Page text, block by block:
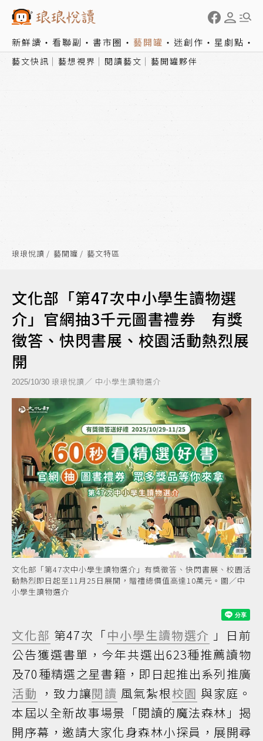
新鮮讀 看聯副 書市圈 藝開罐 迷創作 星劇點
藝文快訊 藝想視界 閱讀藝文 藝開罐夥伴
琅琅悅讀 藝開罐 藝文特區
文化部「第47次中小學生讀物選
介」官網抽3千元圖書禮券 有獎
徵答、快閃書展、校園活動熱烈展
開
2025/10/30 琅琅悅讀／ 中小學生讀物選介
文化部「第47次中小學生讀物選介」有獎徵答、快閃書展、校園活
動熱烈即日起至11月25日展開，贈禮總價值高達10萬元。圖／中
小學生讀物選介
文化部 第47次「中小學生讀物選介 」日前
公告獲選書單，今年共選出623種推薦讀物
及70種精選之星書籍，即日起推出系列推廣
活動 ，致力讓閱讀 風氣紮根校園 與家庭。
本屆以全新故事場景「閱讀的魔法森林」揭
開序幕，邀請大家化身森林小探員，展開尋